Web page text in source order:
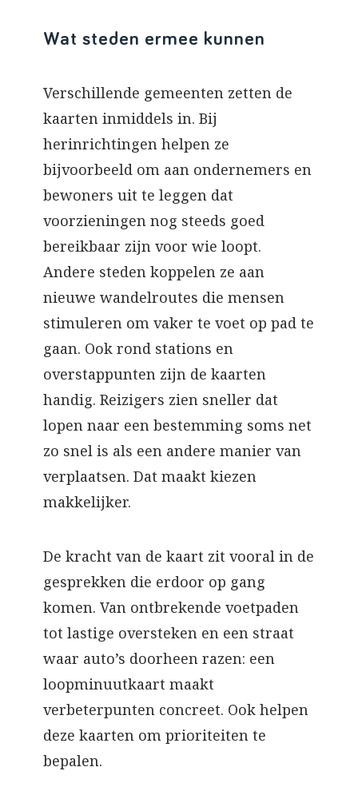
Wat steden ermee kunnen
Verschillende gemeenten zetten de
kaarten inmiddels in. Bij
herinrichtingen helpen ze
bijvoorbeeld om aan ondernemers en
bewoners uit te leggen dat
voorzieningen nog steeds goed
bereikbaar zijn voor wie loopt.
Andere steden koppelen ze aan
nieuwe wandelroutes die mensen
stimuleren om vaker te voet op pad te
gaan. Ook rond stations en
overstappunten zijn de kaarten
handig. Reizigers zien sneller dat
lopen naar een bestemming soms net
zo snel is als een andere manier van
verplaatsen. Dat maakt kiezen
makkelijker.
De kracht van de kaart zit vooral in de
gesprekken die erdoor op gang
komen. Van ontbrekende voetpaden
tot lastige oversteken en een straat
waar auto’s doorheen razen: een
loopminuutkaart maakt
verbeterpunten concreet. Ook helpen
deze kaarten om prioriteiten te
bepalen.